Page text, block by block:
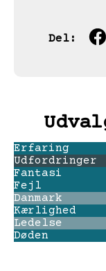
Del:
Erfaring
Udfordringer
Fantasi
Fejl
Danmark
Kærlighed
Ledelse
Døden